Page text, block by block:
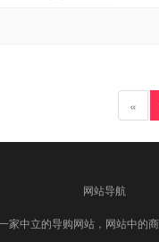
«
网站导航
家中立的导购网站，网站中的